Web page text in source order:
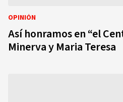
OPINIÓN
Así honramos en “el
Minerva y Maria Teresa